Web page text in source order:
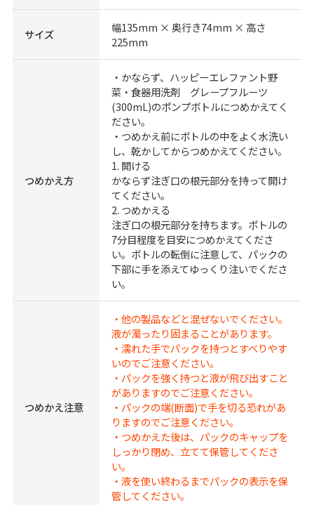
サイズ
幅135mm × 奥行き74mm × 高さ
225mm
つめかえ方
・かならず、ハッピーエレファント野
菜・食器用洗剤 グレープフルーツ
(300mL)のポンプボトルにつめかえてく
ださい。
・つめかえ前にボトルの中をよく水洗い
し、乾かしてからつめかえてください。
1. 開ける
かならず注ぎ口の根元部分を持って開け
てください。
2. つめかえる
注ぎ口の根元部分を持ちます。ボトルの
7分目程度を目安につめかえてくださ
い。ボトルの転倒に注意して、パックの
下部に手を添えてゆっくり注いでくださ
い。
つめかえ注意
・他の製品などと混ぜないでください。
液が濁ったり固まることがあります。
・濡れた手でパックを持つとすべりやす
いのでご注意ください。
・パックを強く持つと液が飛び出すこと
がありますのでご注意ください。
・パックの端(断面)で手を切る恐れがあ
りますのでご注意ください。
・つめかえた後は、パックのキャップを
しっかり閉め、立てて保管してくださ
い。
・液を使い終わるまでパックの表示を保
管してください。